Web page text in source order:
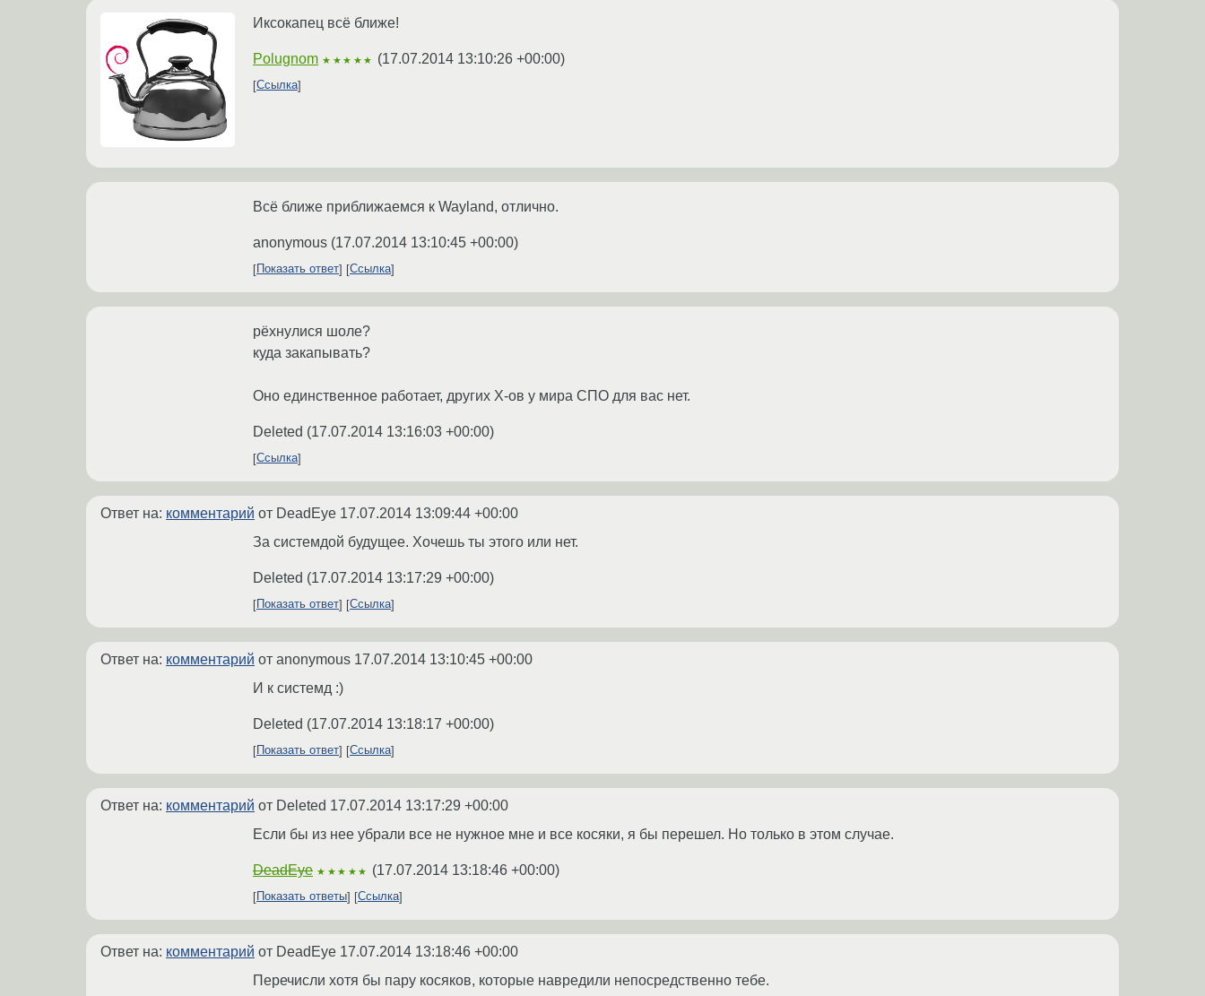
Иксокапец всё ближе!
Polugnom ★★★★★ (17.07.2014 13:10:26 +00:00)
Ссылка
Всё ближе приближаемся к Wayland, отлично.
anonymous (17.07.2014 13:10:45 +00:00)
Показать ответ Ссылка
рёхнулися шоле?
куда закапывать?
Оно единственное работает, других Х-ов у мира СПО для вас нет.
Deleted (17.07.2014 13:16:03 +00:00)
Ссылка
Ответ на: комментарий от DeadEye 17.07.2014 13:09:44 +00:00
За системдой будущее. Хочешь ты этого или нет.
Deleted (17.07.2014 13:17:29 +00:00)
Показать ответ Ссылка
Ответ на: комментарий от anonymous 17.07.2014 13:10:45 +00:00
И к системд :)
Deleted (17.07.2014 13:18:17 +00:00)
Показать ответ Ссылка
Ответ на: комментарий от Deleted 17.07.2014 13:17:29 +00:00
Если бы из нее убрали все не нужное мне и все косяки, я бы перешел. Но только в этом случае.
DeadEye ★★★★★ (17.07.2014 13:18:46 +00:00)
Показать ответы Ссылка
Ответ на: комментарий от DeadEye 17.07.2014 13:18:46 +00:00
Перечисли хотя бы пару косяков, которые навредили непосредственно тебе.